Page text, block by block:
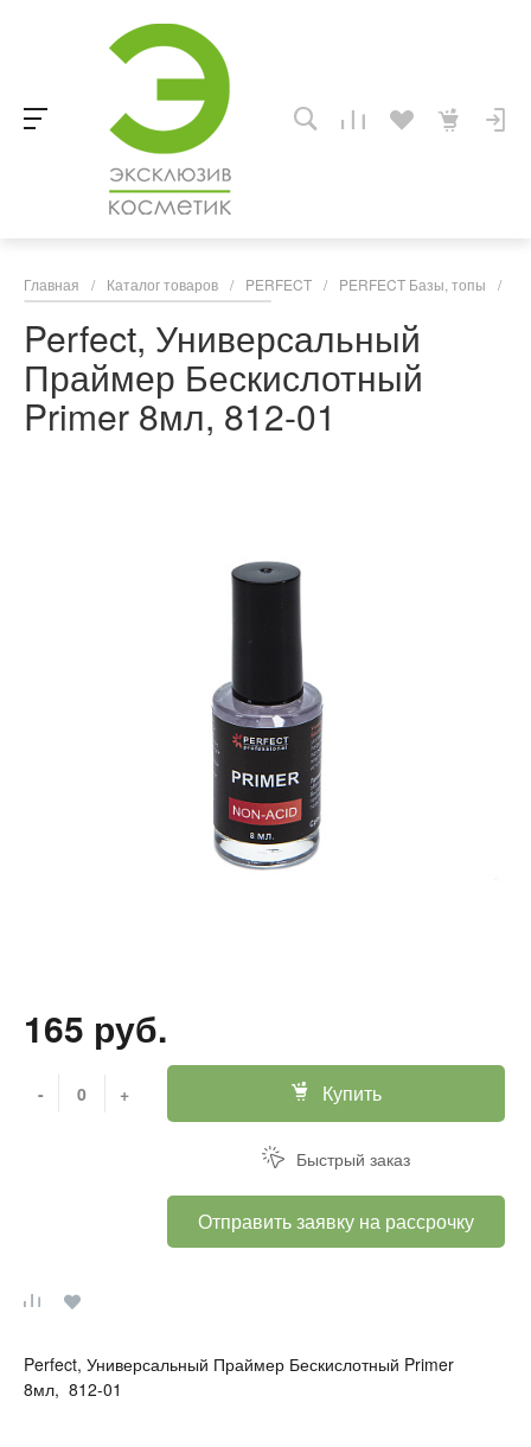
Главная / Каталог товаров / PERFECT / PERFECT Базы, топы /
Perfect, Универсальный
Праймер Бескислотный
Primer 8мл, 812-01
165 руб.
- + Купить
Быстрый заказ
Отправить заявку на рассрочку
Perfect, Универсальный Праймер Бескислотный Primer
8мл, 812-01